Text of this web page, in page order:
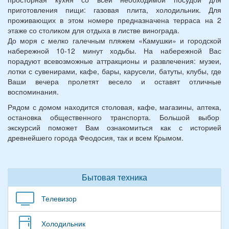
приготовления пищи: газовая плита, холодильник. Для
проживающих в этом номере предназначена терраса на 2
этаже со столиком для отдыха в листве винограда.
До моря с мелко галечным пляжем «Камушки» и городской
набережной 10-12 минут ходьбы. На набережной Вас
порадуют всевозможные аттракционы и развлечения: музеи,
лотки с сувенирами, кафе, бары, карусели, батуты, клубы, где
Ваши вечера пролетят весело и оставят отличные
воспоминания.
Рядом с домом находится столовая, кафе, магазины, аптека,
остановка общественного транспорта. Большой выбор
экскурсий поможет Вам ознакомиться как с историей
древнейшего города Феодосия, так и всем Крымом.
Бытовая техника
Телевизор
Холодильник